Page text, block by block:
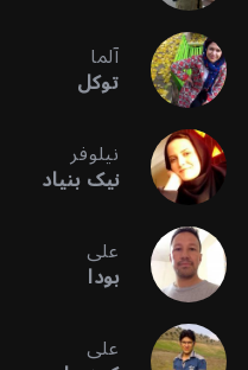
آلما
توکل
نیلوفر
نیک بنیاد
علی
بودا
علی